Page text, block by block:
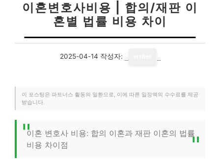
이혼변호사비용 | 합의/재판 이
혼별 법률 비용 차이
2025-04-14 작성자:
이 포스팅은 파트너스 활동의 일환으로, 이에 따른 일정액의 수수료를 제공
받습니다.
이혼 변호사 비용: 합의 이혼과 재판 이혼의 법률
비용 차이점